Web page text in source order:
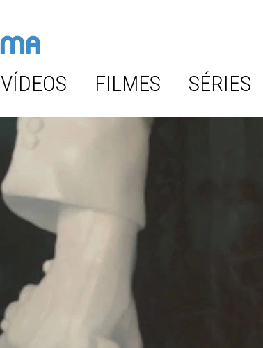
VÍDEOS FILMES SÉRIES